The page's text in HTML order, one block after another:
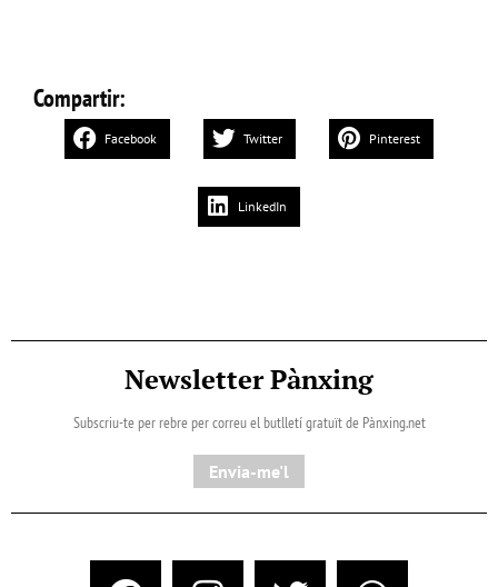
Compartir:
Facebook Twitter Pinterest
LinkedIn
Newsletter Pànxing
Subscriu-te per rebre per correu el butlletí gratuït de Pànxing.net​
Envia-me'l